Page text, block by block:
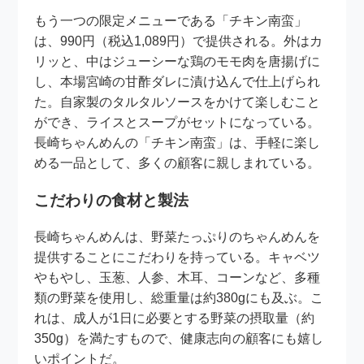
もう一つの限定メニューである「チキン南蛮」
は、990円（税込1,089円）で提供される。外はカ
リッと、中はジューシーな鶏のモモ肉を唐揚げに
し、本場宮崎の甘酢ダレに漬け込んで仕上げられ
た。自家製のタルタルソースをかけて楽しむこと
ができ、ライスとスープがセットになっている。
長崎ちゃんめんの「チキン南蛮」は、手軽に楽し
める一品として、多くの顧客に親しまれている。
こだわりの食材と製法
長崎ちゃんめんは、野菜たっぷりのちゃんめんを
提供することにこだわりを持っている。キャベツ
やもやし、玉葱、人参、木耳、コーンなど、多種
類の野菜を使用し、総重量は約380gにも及ぶ。こ
れは、成人が1日に必要とする野菜の摂取量（約
350g）を満たすもので、健康志向の顧客にも嬉し
いポイントだ。